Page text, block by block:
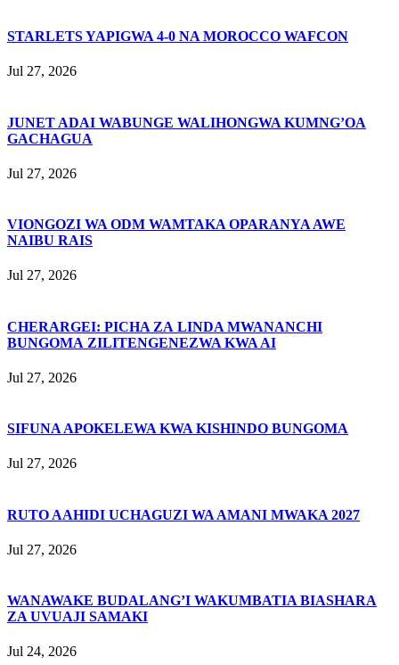
STARLETS YAPIGWA 4-0 NA MOROCCO WAFCON
Jul 27, 2026
JUNET ADAI WABUNGE WALIHONGWA KUMNG’OA
GACHAGUA
Jul 27, 2026
VIONGOZI WA ODM WAMTAKA OPARANYA AWE
NAIBU RAIS
Jul 27, 2026
CHERARGEI: PICHA ZA LINDA MWANANCHI
BUNGOMA ZILITENGENEZWA KWA AI
Jul 27, 2026
SIFUNA APOKELEWA KWA KISHINDO BUNGOMA
Jul 27, 2026
RUTO AAHIDI UCHAGUZI WA AMANI MWAKA 2027
Jul 27, 2026
WANAWAKE BUDALANG’I WAKUMBATIA BIASHARA
ZA UVUAJI SAMAKI
Jul 24, 2026